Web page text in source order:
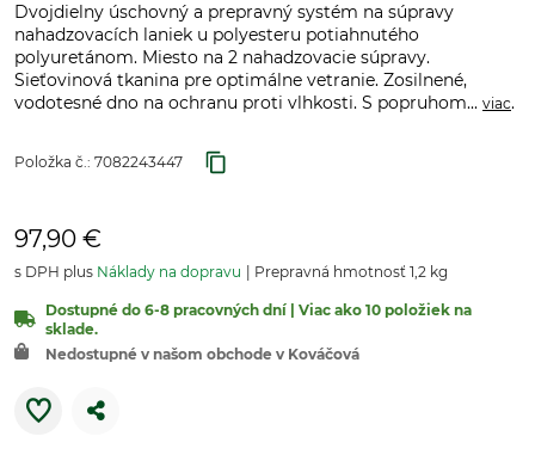
Dvojdielny úschovný a prepravný systém na súpravy
nahadzovacích laniek u polyesteru potiahnutého
polyuretánom. Miesto na 2 nahadzovacie súpravy.
Sieťovinová tkanina pre optimálne vetranie. Zosilnené,
vodotesné dno na ochranu proti vlhkosti. S popruhom... viac.
Položka č.: 7082243447
97,90 €
s DPH plus Náklady na dopravu Prepravná hmotnosť 1,2 kg
Dostupné do 6-8 pracovných dní | Viac ako 10 položiek na
sklade.
Nedostupné v našom obchode v Kováčová